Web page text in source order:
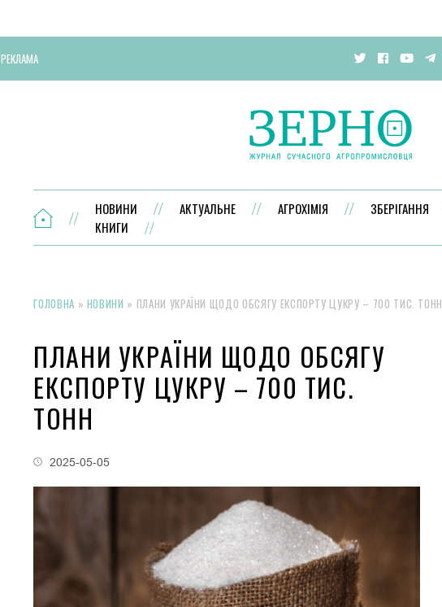
РЕКЛАМА
НОВИНИ АКТУАЛЬНЕ АГРОХІМІЯ ЗБЕРІГАННЯ
КНИГИ
ГОЛОВНА » НОВИНИ » ПЛАНИ УКРАЇНИ ЩОДО ОБСЯГУ ЕКСПОРТУ ЦУКРУ – 700 ТИС. ТОНН
ПЛАНИ УКРАЇНИ ЩОДО ОБСЯГУ
ЕКСПОРТУ ЦУКРУ – 700 ТИС.
ТОНН
2025-05-05